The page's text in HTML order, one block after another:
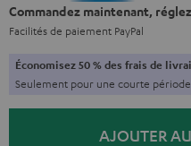
Commandez maintenant,
Facilités de paiement PayPal
Économisez 50 % des frais de
Seulement pour une courte période
AJOUTER